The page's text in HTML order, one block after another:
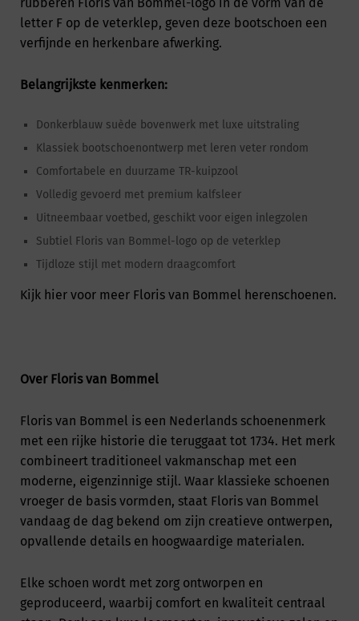
letter F op de veterklep, geven deze bootschoen een
verfijnde en herkenbare afwerking.
Belangrijkste kenmerken:
Donkerblauw suède bovenwerk met luxe uitstraling
Klassiek bootschoenontwerp met leren veter rondom
Comfortabele en duurzame TR-kuipzool
Volledig gevoerd met premium kalfsleer
Uitneembaar voetbed, geschikt voor eigen inlegzolen
Subtiel Floris van Bommel-logo op de veterklep
Tijdloze stijl met modern draagcomfort
Kijk hier voor meer Floris van Bommel herenschoenen.
Over Floris van Bommel
Floris van Bommel is een Nederlands schoenenmerk
met een rijke historie die teruggaat tot 1734. Het merk
combineert traditioneel vakmanschap met een
moderne, eigenzinnige stijl. Waar klassieke schoenen
vroeger de basis vormden, staat Floris van Bommel
vandaag de dag bekend om zijn creatieve ontwerpen,
opvallende details en hoogwaardige materialen.
Elke schoen wordt met zorg ontworpen en
geproduceerd, waarbij comfort en kwaliteit centraal